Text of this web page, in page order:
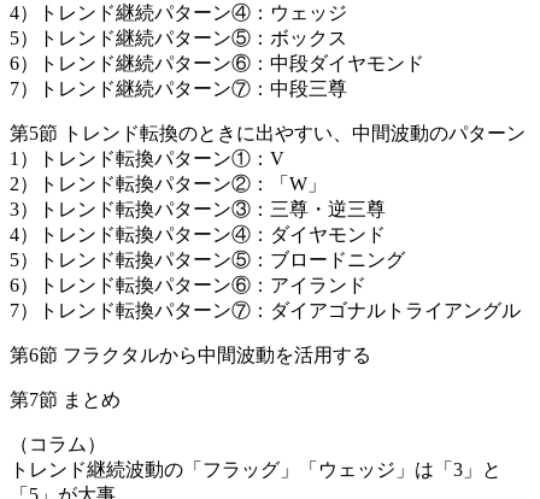
4）トレンド継続パターン④：ウェッジ
5）トレンド継続パターン⑤：ボックス
6）トレンド継続パターン⑥：中段ダイヤモンド
7）トレンド継続パターン⑦：中段三尊
第5節 トレンド転換のときに出やすい、中間波動のパターン
1）トレンド転換パターン①：V
2）トレンド転換パターン②：「W」
3）トレンド転換パターン③：三尊・逆三尊
4）トレンド転換パターン④：ダイヤモンド
5）トレンド転換パターン⑤：ブロードニング
6）トレンド転換パターン⑥：アイランド
7）トレンド転換パターン⑦：ダイアゴナルトライアングル
第6節 フラクタルから中間波動を活用する
第7節 まとめ
（コラム）
トレンド継続波動の「フラッグ」「ウェッジ」は「3」と
「5」が大事